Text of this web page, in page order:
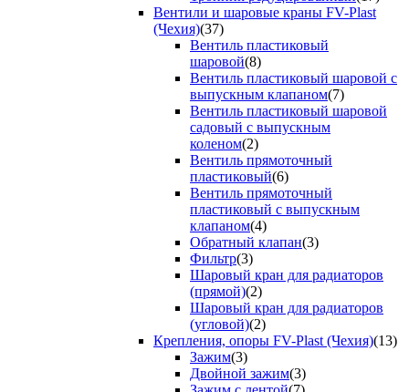
Вентили и шаровые краны FV-Plast
(Чехия)(37)
Вентиль пластиковый
шаровой(8)
Вентиль пластиковый шаровой с
выпускным клапаном(7)
Вентиль пластиковый шаровой
садовый с выпускным
коленом(2)
Вентиль прямоточный
пластиковый(6)
Вентиль прямоточный
пластиковый с выпускным
клапаном(4)
Обратный клапан(3)
Фильтр(3)
Шаровый кран для радиаторов
(прямой)(2)
Шаровый кран для радиаторов
(угловой)(2)
Крепления, опоры FV-Plast (Чехия)(13)
Зажим(3)
Двойной зажим(3)